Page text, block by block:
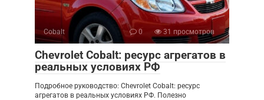
Cobalt 0 31 просмотров
Chevrolet Cobalt: ресурс агрегатов в
реальных условиях РФ
Подробное руководство: Chevrolet Cobalt: ресурс
агрегатов в реальных условиях РФ. Полезно